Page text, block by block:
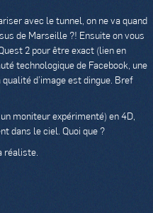
avec le tunnel, on ne va quand
de Marseille ?! Ensuite on vous
2 pour être exact (lien en
technologique de Facebook, une
d’image est dingue. Bref
moniteur expérimenté) en 4D,
dans le ciel. Quoi que ?
réaliste.